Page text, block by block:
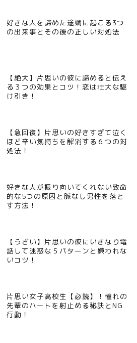
好きな人を諦めた途端に起こる3つ
の出来事とその後の正しい対処法
【絶大】片思いの彼に諦めると伝え
る３つの効果とコツ！恋は壮大な駆
け引き！
【急回復】片思いの好きすぎて泣く
ほど辛い気持ちを解消する６つの対
処法！
好きな人が振り向いてくれない致命
的な5つの原因と脈なし男性を落と
す方法！
【うざい】片思いの彼にいきなり電
話して迷惑な５パターンと嫌われな
いコツ！
片思い女子高校生【必読】！憧れの
先輩のハートを射止める秘訣とNG
行動！